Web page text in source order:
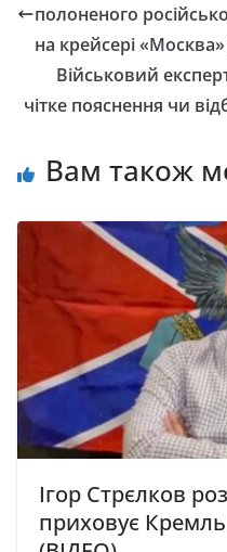
полоненого
на крейсері
Військовий
чітке пояснення чи
Вам також
Ігор Стрєлков
приховує